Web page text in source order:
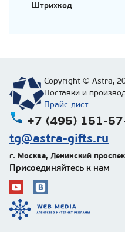
Штрихкод
Copyright © Astra,
Поставки и
Прайс-лист
+7 (495) 151-
tg@astra-gifts.ru
г. Москва, Ленинский
Присоединяйтесь к нам